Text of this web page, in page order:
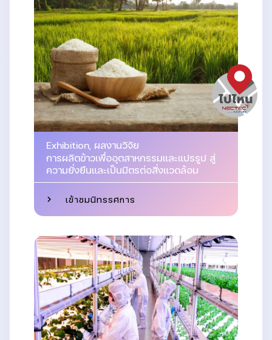
Exhibition, ผลงานวิจัย
การผลิตข้าวเพื่ออุตสาหกรรมและแปรรูป สู่
ความยั่งยืนและเป็นมิตรต่อสิ่งแวดล้อม
เข้าชมนิทรรศการ